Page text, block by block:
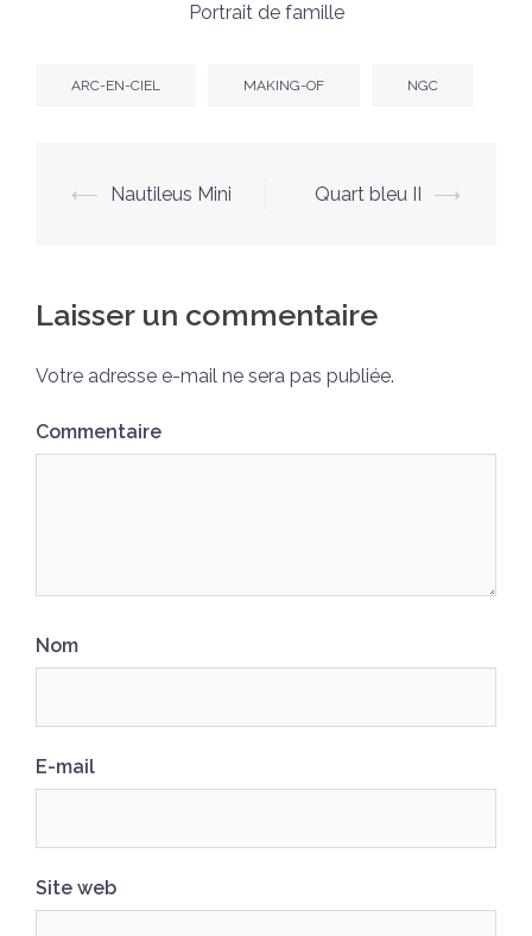
Portrait de famille
ARC-EN-CIEL MAKING-OF NGC
Navigation
⟵ Nautileus Mini Quart bleu II ⟶
Laisser un commentaire
Votre adresse e-mail ne sera pas publiée.
Commentaire
Nom
E-mail
Site web